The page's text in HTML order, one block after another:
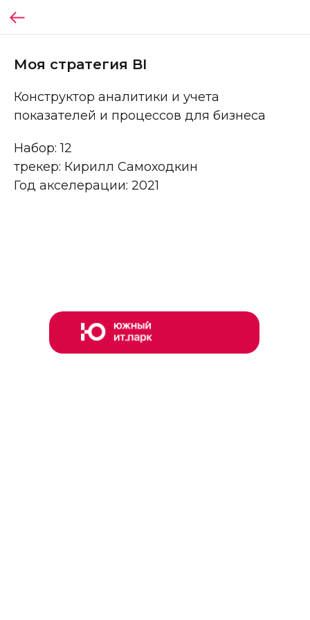
Моя стратегия BI
Конструктор аналитики и учета
показателей и процессов для бизнеса
Набор: 12
трекер: Кирилл Самоходкин
Год акселерации: 2021